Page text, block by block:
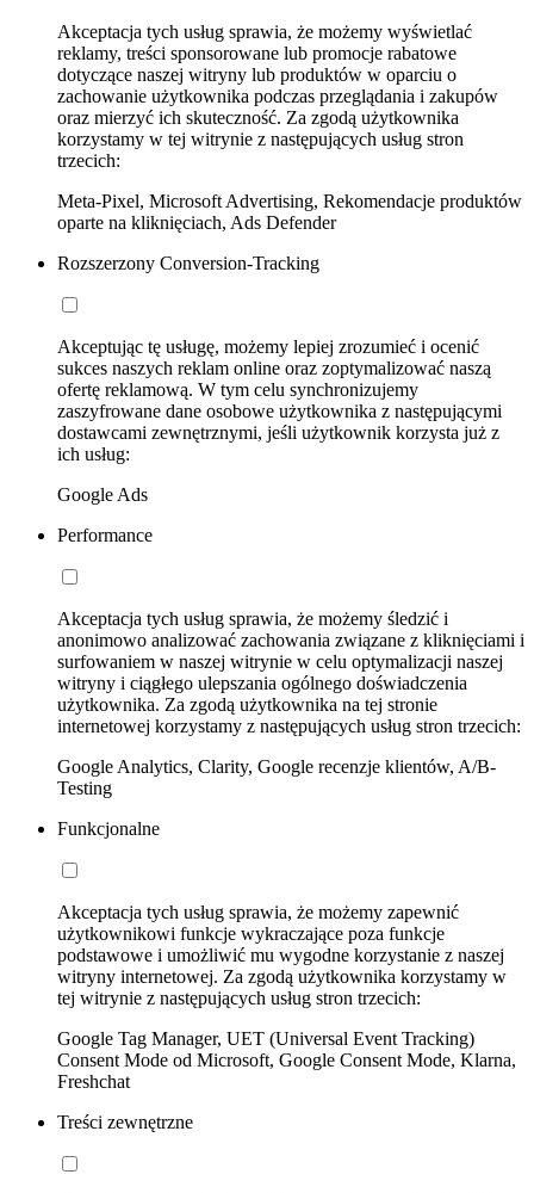
Akceptacja tych usług sprawia, że możemy wyświetlać
reklamy, treści sponsorowane lub promocje rabatowe
dotyczące naszej witryny lub produktów w oparciu o
zachowanie użytkownika podczas przeglądania i zakupów
oraz mierzyć ich skuteczność. Za zgodą użytkownika
korzystamy w tej witrynie z następujących usług stron
trzecich:
Meta-Pixel, Microsoft Advertising, Rekomendacje produktów
oparte na kliknięciach, Ads Defender
Rozszerzony Conversion-Tracking
Akceptując tę usługę, możemy lepiej zrozumieć i ocenić
sukces naszych reklam online oraz zoptymalizować naszą
ofertę reklamową. W tym celu synchronizujemy
zaszyfrowane dane osobowe użytkownika z następującymi
dostawcami zewnętrznymi, jeśli użytkownik korzysta już z
ich usług:
Google Ads
Performance
Akceptacja tych usług sprawia, że możemy śledzić i
anonimowo analizować zachowania związane z kliknięciami i
surfowaniem w naszej witrynie w celu optymalizacji naszej
witryny i ciągłego ulepszania ogólnego doświadczenia
użytkownika. Za zgodą użytkownika na tej stronie
internetowej korzystamy z następujących usług stron trzecich:
Google Analytics, Clarity, Google recenzje klientów, A/B-
Testing
Funkcjonalne
Akceptacja tych usług sprawia, że możemy zapewnić
użytkownikowi funkcje wykraczające poza funkcje
podstawowe i umożliwić mu wygodne korzystanie z naszej
witryny internetowej. Za zgodą użytkownika korzystamy w
tej witrynie z następujących usług stron trzecich:
Google Tag Manager, UET (Universal Event Tracking)
Consent Mode od Microsoft, Google Consent Mode, Klarna,
Freshchat
Treści zewnętrzne